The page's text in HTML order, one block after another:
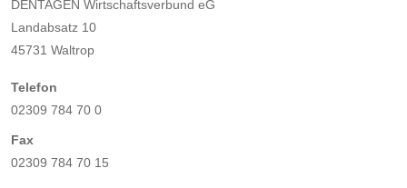
DENTAGEN Wirtschaftsverbund eG
Landabsatz 10
45731 Waltrop
Telefon
02309 784 70 0
Fax
02309 784 70 15